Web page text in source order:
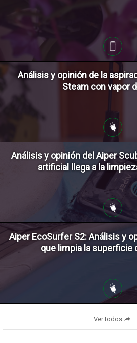
Análisis y opinión de la
Steam con vapor
Análisis y opinión del Aiper
artificial llega a la
Aiper EcoSurfer S2: Análisis y
que limpia la superficie
Ver todos